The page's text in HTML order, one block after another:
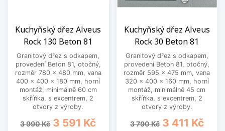
Kuchyňský dřez Alveus
Rock 130 Beton 81
Granitový dřez s odkapem,
provedení Beton 81, otočný,
rozměr 780 x 480 mm, vana
400 x 400 x 180 mm, horní
montáž, minimálně 60 cm
skříňka, s excentrem, 2
otvory z výroby.
Běžná cena
3 990 Kč Cena
3 591 Kč
Kuchyňský dřez Alveus
Rock 30 Beton 81
Granitový dřez s odkapem,
provedení Beton 81, otočný,
rozměr 595 x 475 mm, vana
320 x 400 x 160 mm, horní
montáž, minimálně 45 cm
skříňka, s excentrem, 2
otvory z výroby.
Běžná cena
3 790 Kč Cena
3 411 Kč